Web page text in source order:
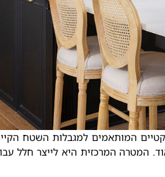
המותאמים למגבלות השטח
המטרה המרכזית היא לייצר חלל